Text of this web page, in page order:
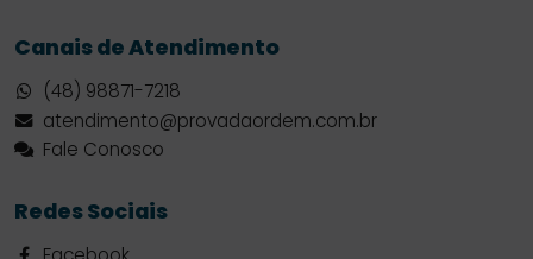
Canais de Atendimento
(48) 98871-7218
atendimento@provadaordem.com.br
Fale Conosco
Redes Sociais